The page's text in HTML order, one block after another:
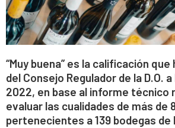
“Muy buena” es la calificación que
del Consejo Regulador de la D.O.
2022, en base al informe técnico
evaluar las cualidades de más de
pertenecientes a 139 bodegas de